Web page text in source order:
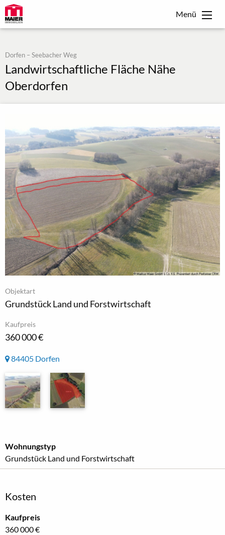
Menü
Dorfen – Seebacher Weg
Landwirtschaftliche Fläche Nähe
Oberdorfen
Objektart
Grundstück Land und Forstwirtschaft
Kaufpreis
360 000 €
84405 Dorfen
Wohnungstyp
Grundstück Land und Forstwirtschaft
Kosten
Kaufpreis
360 000 €